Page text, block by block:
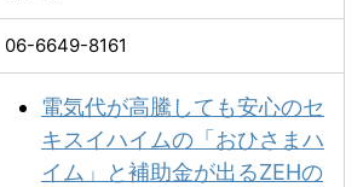
06-6649-8161
電気代が高騰しても安心のセ
キスイハイムの「おひさまハ
イム」と補助金が出るZEHの